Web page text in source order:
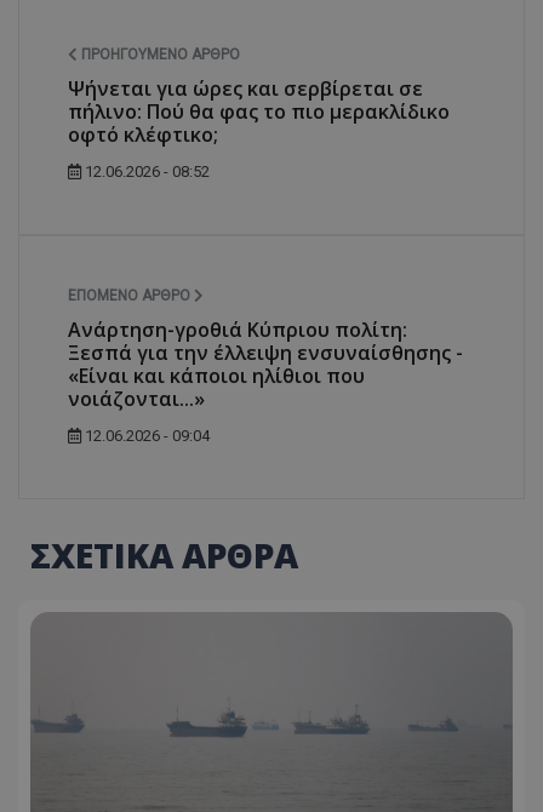
ΠΡΟΗΓΟΎΜΕΝΟ ΆΡΘΡΟ
Ψήνεται για ώρες και σερβίρεται σε
πήλινο: Πού θα φας το πιο μερακλίδικο
οφτό κλέφτικο;
12.06.2026 - 08:52
ΕΠΌΜΕΝΟ ΆΡΘΡΟ
Ανάρτηση-γροθιά Kύπριου πολίτη:
Ξεσπά για την έλλειψη ενσυναίσθησης -
«Είναι και κάποιοι ηλίθιοι που
νοιάζονται...»
12.06.2026 - 09:04
ΣΧΕΤΙΚΑ ΑΡΘΡΑ